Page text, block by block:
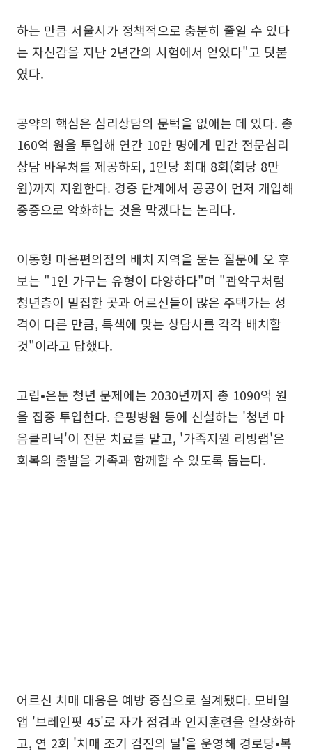
하는 만큼 서울시가 정책적으로 충분히 줄일 수 있다
는 자신감을 지난 2년간의 시험에서 얻었다"고 덧붙
였다.
공약의 핵심은 심리상담의 문턱을 없애는 데 있다. 총
160억 원을 투입해 연간 10만 명에게 민간 전문심리
상담 바우처를 제공하되, 1인당 최대 8회(회당 8만
원)까지 지원한다. 경증 단계에서 공공이 먼저 개입해
중증으로 악화하는 것을 막겠다는 논리다.
이동형 마음편의점의 배치 지역을 묻는 질문에 오 후
보는 "1인 가구는 유형이 다양하다"며 "관악구처럼
청년층이 밀집한 곳과 어르신들이 많은 주택가는 성
격이 다른 만큼, 특색에 맞는 상담사를 각각 배치할
것"이라고 답했다.
고립•은둔 청년 문제에는 2030년까지 총 1090억 원
을 집중 투입한다. 은평병원 등에 신설하는 '청년 마
음클리닉'이 전문 치료를 맡고, '가족지원 리빙랩'은
회복의 출발을 가족과 함께할 수 있도록 돕는다.
어르신 치매 대응은 예방 중심으로 설계됐다. 모바일
앱 '브레인핏 45'로 자가 점검과 인지훈련을 일상화하
고, 연 2회 '치매 조기 검진의 달'을 운영해 경로당•복